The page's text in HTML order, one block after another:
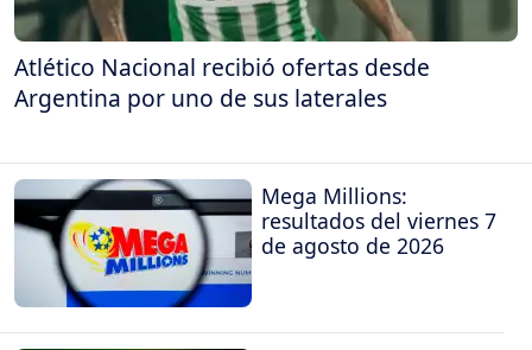
Atlético Nacional recibió ofertas desde
Argentina por uno de sus laterales
Mega Millions:
resultados del viernes 7
de agosto de 2026